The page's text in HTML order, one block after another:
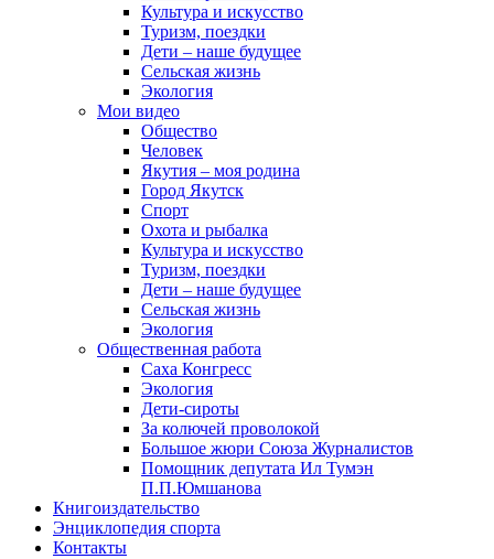
Культура и искусство
Туризм, поездки
Дети – наше будущее
Сельская жизнь
Экология
Мои видео
Общество
Человек
Якутия – моя родина
Город Якутск
Спорт
Охота и рыбалка
Культура и искусство
Туризм, поездки
Дети – наше будущее
Сельская жизнь
Экология
Общественная работа
Саха Конгресс
Экология
Дети-сироты
За колючей проволокой
Большое жюри Союза Журналистов
Помощник депутата Ил Тумэн
П.П.Юмшанова
Книгоиздательство
Энциклопедия спорта
Контакты